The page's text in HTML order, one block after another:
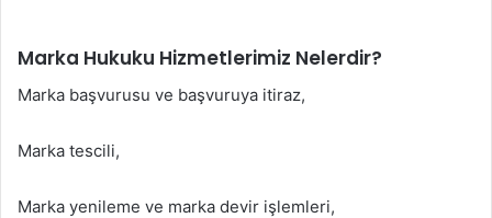
Marka Hukuku Hizmetlerimiz Nelerdir?
Marka başvurusu ve başvuruya itiraz,
Marka tescili,
Marka yenileme ve marka devir işlemleri,